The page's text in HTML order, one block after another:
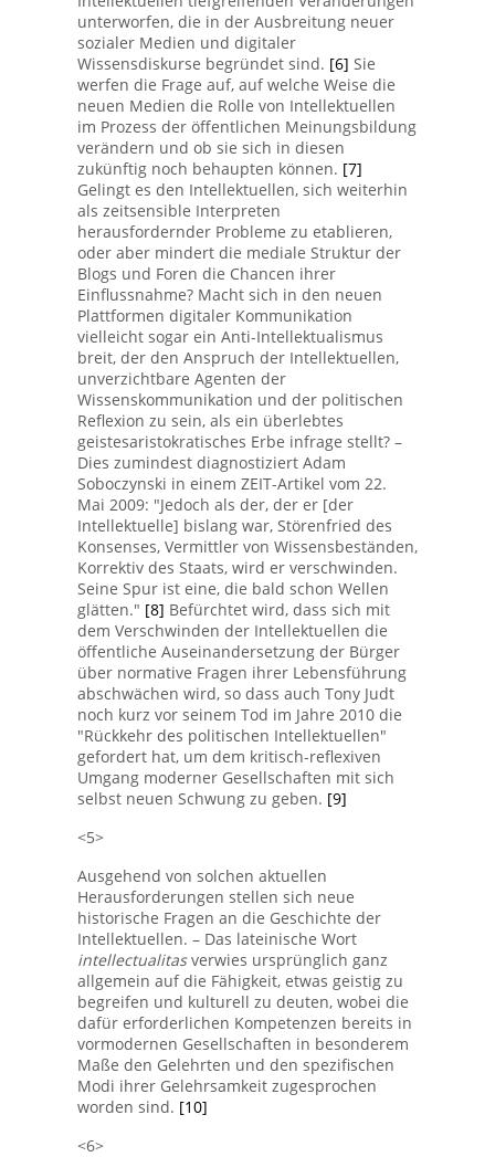
unterworfen, die in der Ausbreitung neuer
sozialer Medien und digitaler
Wissensdiskurse begründet sind. [6] Sie
werfen die Frage auf, auf welche Weise die
neuen Medien die Rolle von Intellektuellen
im Prozess der öffentlichen Meinungsbildung
verändern und ob sie sich in diesen
zukünftig noch behaupten können. [7]
Gelingt es den Intellektuellen, sich weiterhin
als zeitsensible Interpreten
herausfordernder Probleme zu etablieren,
oder aber mindert die mediale Struktur der
Blogs und Foren die Chancen ihrer
Einflussnahme? Macht sich in den neuen
Plattformen digitaler Kommunikation
vielleicht sogar ein Anti-Intellektualismus
breit, der den Anspruch der Intellektuellen,
unverzichtbare Agenten der
Wissenskommunikation und der politischen
Reflexion zu sein, als ein überlebtes
geistesaristokratisches Erbe infrage stellt? –
Dies zumindest diagnostiziert Adam
Soboczynski in einem ZEIT-Artikel vom 22.
Mai 2009: "Jedoch als der, der er [der
Intellektuelle] bislang war, Störenfried des
Konsenses, Vermittler von Wissensbeständen,
Korrektiv des Staats, wird er verschwinden.
Seine Spur ist eine, die bald schon Wellen
glätten." [8] Befürchtet wird, dass sich mit
dem Verschwinden der Intellektuellen die
öffentliche Auseinandersetzung der Bürger
über normative Fragen ihrer Lebensführung
abschwächen wird, so dass auch Tony Judt
noch kurz vor seinem Tod im Jahre 2010 die
"Rückkehr des politischen Intellektuellen"
gefordert hat, um dem kritisch-reflexiven
Umgang moderner Gesellschaften mit sich
selbst neuen Schwung zu geben. [9]
<5>
Ausgehend von solchen aktuellen
Herausforderungen stellen sich neue
historische Fragen an die Geschichte der
Intellektuellen. – Das lateinische Wort
intellectualitasverwies ursprünglich ganz
allgemein auf die Fähigkeit, etwas geistig zu
begreifen und kulturell zu deuten, wobei die
dafür erforderlichen Kompetenzen bereits in
vormodernen Gesellschaften in besonderem
Maße den Gelehrten und den spezifischen
Modi ihrer Gelehrsamkeit zugesprochen
worden sind. [10]
<6>